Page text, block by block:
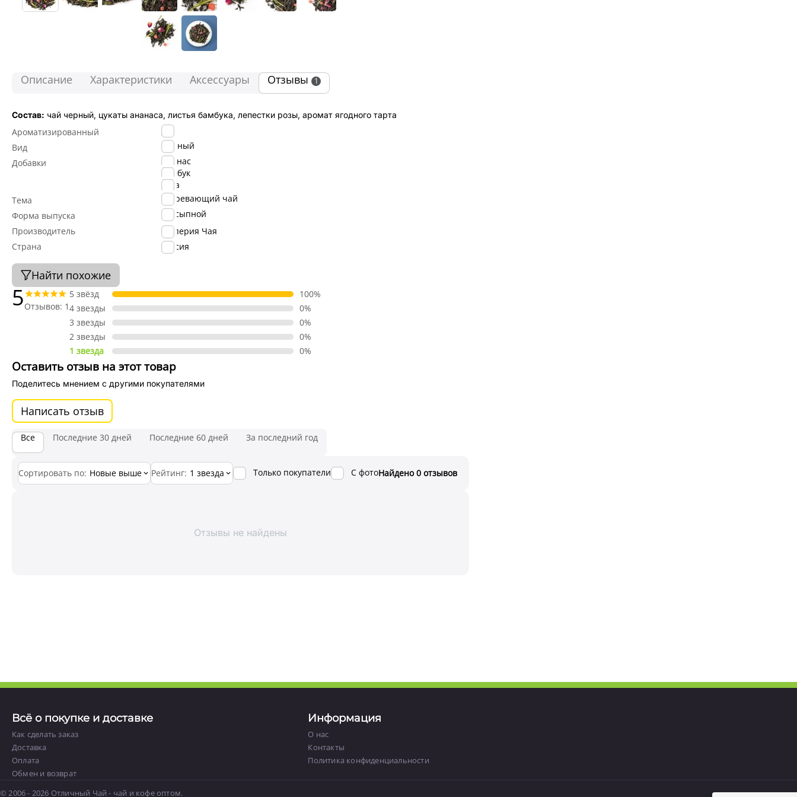
Описание Характеристики Аксессуары Отзывы 1
Состав: чай черный, цукаты ананаса, листья бамбука, лепестки розы, аромат ягодного тарта
Ароматизированный
Да
Вид
Черный
Добавки
Ананас
Бамбук
Роза
Тема
Согревающий чай
Форма выпуска
Рассыпной
Производитель
Империя Чая
Страна
Россия
Найти похожие
5Отзывов: 1
5 звёзд
100%
4 звезды
0%
3 звезды
0%
2 звезды
0%
1 звезда
0%
Оставить отзыв на этот товар
Поделитесь мнением с другими покупателями
Написать отзыв
Все Последние 30 дней Последние 60 дней За последний год
Сортировать по: Новые выше Рейтинг: 1 звезда Только покупатели С фотоНайдено 0 отзывов
Отзывы не найдены
Всё о покупке и доставке
Как сделать заказ
Доставка
Оплата
Обмен и возврат
Информация
О нас
Контакты
Политика конфиденциальности
© 2006 - 2026 Отличный Чай - чай и кофе оптом.